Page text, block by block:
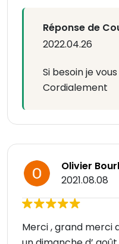
Réponse de
2022.04.26
Si besoin je
Cordialement
Olivier
2021.08.08
Merci , grand merci